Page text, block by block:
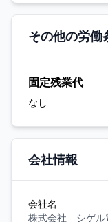
その他の労働
固定残業代
なし
会社情報
会社名
株式会社 シゲル